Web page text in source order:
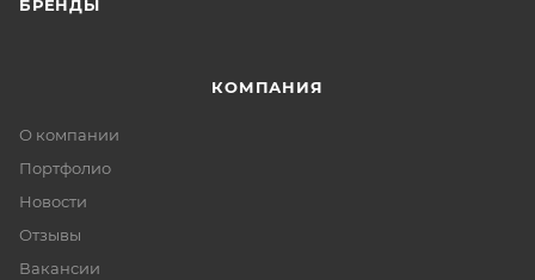
БРЕНДЫ
КОМПАНИЯ
О компании
Портфолио
Новости
Отзывы
Вакансии